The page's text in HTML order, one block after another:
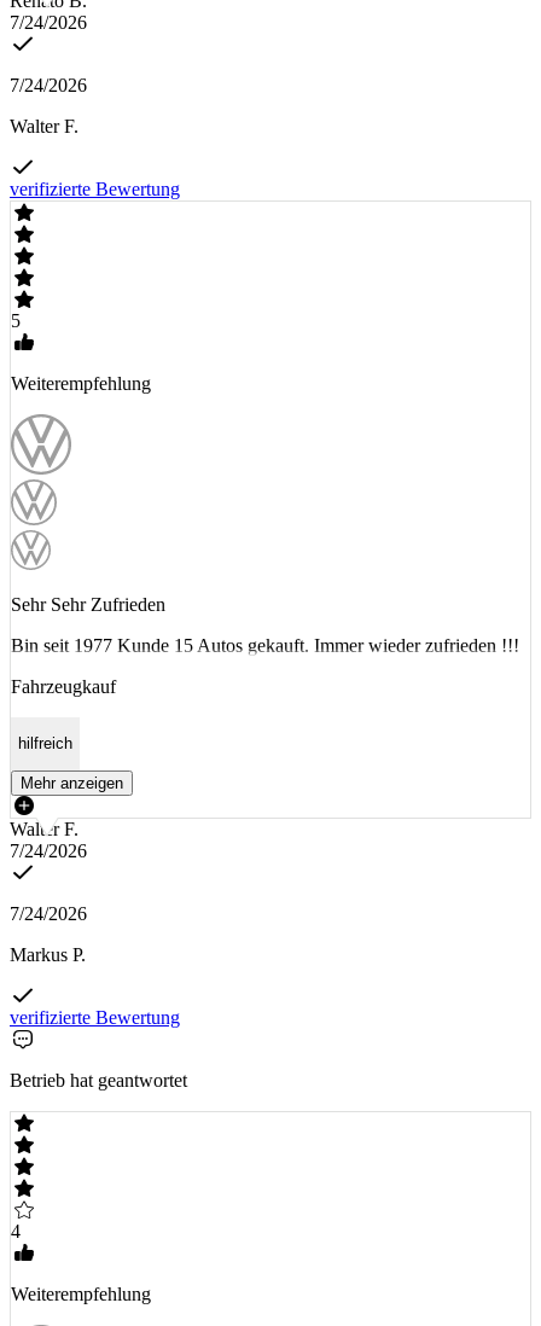
7/24/2026
7/24/2026
Walter F.
verifizierte Bewertung
5
Weiterempfehlung
Sehr Sehr Zufrieden
Bin seit 1977 Kunde 15 Autos gekauft. Immer wieder zufrieden !!!
Fahrzeugkauf
hilfreich
Mehr anzeigen
Walter F.
7/24/2026
7/24/2026
Markus P.
verifizierte Bewertung
Betrieb hat geantwortet
4
Weiterempfehlung